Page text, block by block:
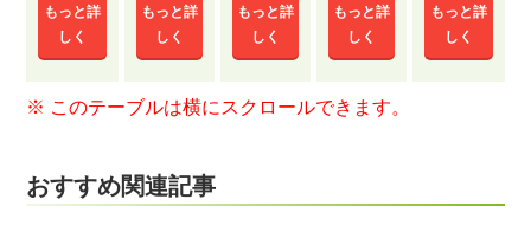
もっと詳
しく
もっと詳
しく
もっと詳
しく
もっと詳
しく
もっと詳
しく
おすすめ関連記事